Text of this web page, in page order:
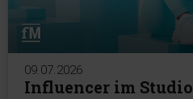
09.07.2026
Influencer im Studio